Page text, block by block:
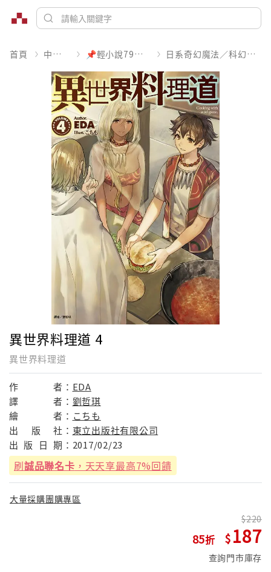
首頁 中文書 📌輕小說79折起 日系奇幻魔法／科幻冒險
異世界料理道 4
異世界料理道
作 者： EDA
譯
者： 劉哲琪
繪
者： こちも
出
版 社： 東立出版社有限公司
出 版 日 期： 2017/02/23
刷誠品聯名卡 ，天天享最高7%回饋
大量採購團購專區
85
220
187
查詢門市庫存